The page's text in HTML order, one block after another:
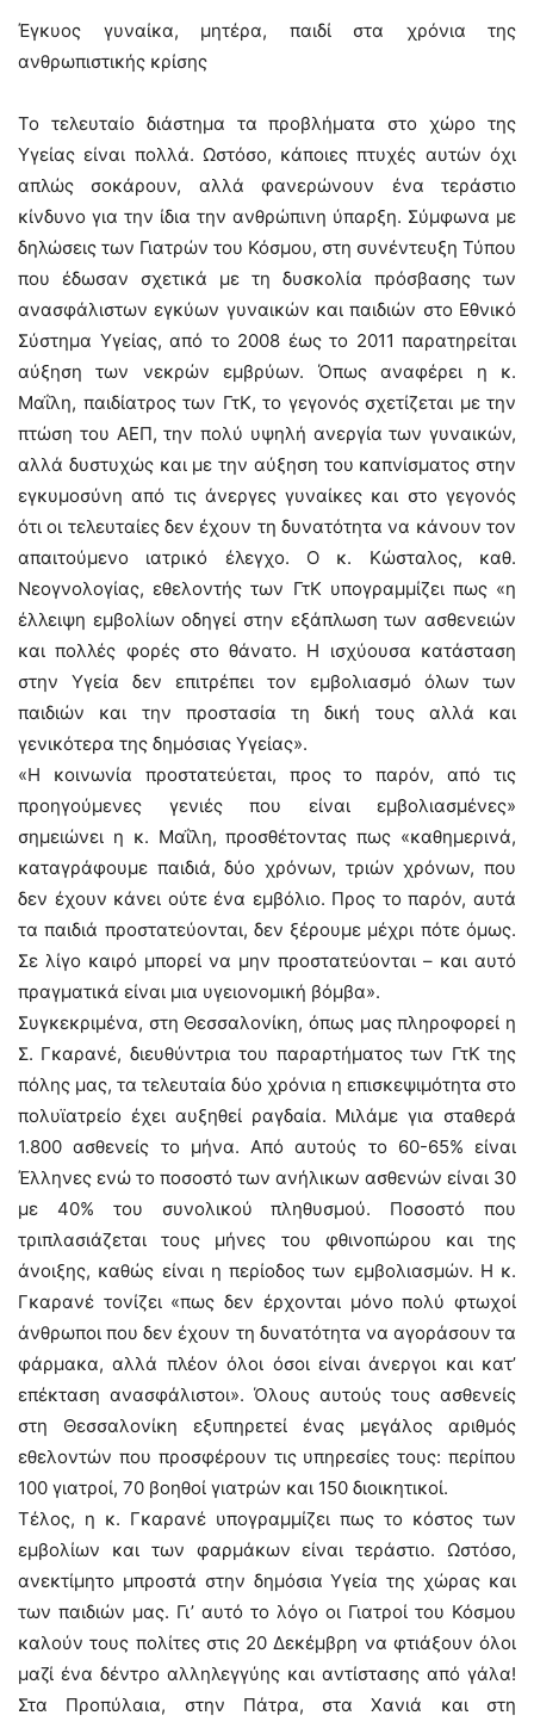
Έγκυος γυναίκα, μητέρα, παιδί στα χρόνια της
ανθρωπιστικής κρίσης
Το τελευταίο διάστημα τα προβλήματα στο χώρο της
Υγείας είναι πολλά. Ωστόσο, κάποιες πτυχές αυτών όχι
απλώς σοκάρουν, αλλά φανερώνουν ένα τεράστιο
κίνδυνο για την ίδια την ανθρώπινη ύπαρξη. Σύμφωνα με
δηλώσεις των Γιατρών του Κόσμου, στη συνέντευξη Τύπου
που έδωσαν σχετικά με τη δυσκολία πρόσβασης των
ανασφάλιστων εγκύων γυναικών και παιδιών στο Εθνικό
Σύστημα Υγείας, από το 2008 έως το 2011 παρατηρείται
αύξηση των νεκρών εμβρύων. Όπως αναφέρει η κ.
Μαΐλη, παιδίατρος των ΓτΚ, το γεγονός σχετίζεται με την
πτώση του ΑΕΠ, την πολύ υψηλή ανεργία των γυναικών,
αλλά δυστυχώς και με την αύξηση του καπνίσματος στην
εγκυμοσύνη από τις άνεργες γυναίκες και στο γεγονός
ότι οι τελευταίες δεν έχουν τη δυνατότητα να κάνουν τον
απαιτούμενο ιατρικό έλεγχο. Ο κ. Κώσταλος, καθ.
Νεογνολογίας, εθελοντής των ΓτΚ υπογραμμίζει πως «η
έλλειψη εμβολίων οδηγεί στην εξάπλωση των ασθενειών
και πολλές φορές στο θάνατο. Η ισχύουσα κατάσταση
στην Υγεία δεν επιτρέπει τον εμβολιασμό όλων των
παιδιών και την προστασία τη δική τους αλλά και
γενικότερα της δημόσιας Υγείας».
«Η κοινωνία προστατεύεται, προς το παρόν, από τις
προηγούμενες γενιές που είναι εμβολιασμένες»
σημειώνει η κ. Μαΐλη, προσθέτοντας πως «καθημερινά,
καταγράφουμε παιδιά, δύο χρόνων, τριών χρόνων, που
δεν έχουν κάνει ούτε ένα εμβόλιο. Προς το παρόν, αυτά
τα παιδιά προστατεύονται, δεν ξέρουμε μέχρι πότε όμως.
Σε λίγο καιρό μπορεί να μην προστατεύονται – και αυτό
πραγματικά είναι μια υγειονομική βόμβα».
Συγκεκριμένα, στη Θεσσαλονίκη, όπως μας πληροφορεί η
Σ. Γκαρανέ, διευθύντρια του παραρτήματος των ΓτΚ της
πόλης μας, τα τελευταία δύο χρόνια η επισκεψιμότητα στο
πολυϊατρείο έχει αυξηθεί ραγδαία. Μιλάμε για σταθερά
1.800 ασθενείς το μήνα. Από αυτούς το 60-65% είναι
Έλληνες ενώ το ποσοστό των ανήλικων ασθενών είναι 30
με 40% του συνολικού πληθυσμού. Ποσοστό που
τριπλασιάζεται τους μήνες του φθινοπώρου και της
άνοιξης, καθώς είναι η περίοδος των εμβολιασμών. Η κ.
Γκαρανέ τονίζει «πως δεν έρχονται μόνο πολύ φτωχοί
άνθρωποι που δεν έχουν τη δυνατότητα να αγοράσουν τα
φάρμακα, αλλά πλέον όλοι όσοι είναι άνεργοι και κατ’
επέκταση ανασφάλιστοι». Όλους αυτούς τους ασθενείς
στη Θεσσαλονίκη εξυπηρετεί ένας μεγάλος αριθμός
εθελοντών που προσφέρουν τις υπηρεσίες τους: περίπου
100 γιατροί, 70 βοηθοί γιατρών και 150 διοικητικοί.
Τέλος, η κ. Γκαρανέ υπογραμμίζει πως το κόστος των
εμβολίων και των φαρμάκων είναι τεράστιο. Ωστόσο,
ανεκτίμητο μπροστά στην δημόσια Υγεία της χώρας και
των παιδιών μας. Γι’ αυτό το λόγο οι Γιατροί του Κόσμου
καλούν τους πολίτες στις 20 Δεκέμβρη να φτιάξουν όλοι
μαζί ένα δέντρο αλληλεγγύης και αντίστασης από γάλα!
Στα Προπύλαια, στην Πάτρα, στα Χανιά και στη